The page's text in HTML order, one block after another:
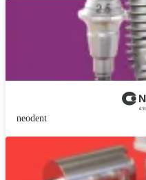
neodent